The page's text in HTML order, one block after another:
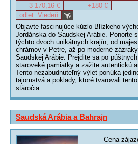
3 170,16 €
+180 €
odlet: Viedeň
Objavte fascinujúce kúzlo Blízkeho
Jordánska do Saudskej Arábie. Ponorte
týchto dvoch unikátnych krajín, od
chrámov v Petre, až po moderné
Saudskej Arábie. Prejdite sa po
staroveké pamiatky a zažite autentickú
Tento nezabudnuteľný výlet ponúka
tajomstvá a poklady, ktoré tvarovali
stáročia.
Saudská Arábia a Bahrajn
Cena